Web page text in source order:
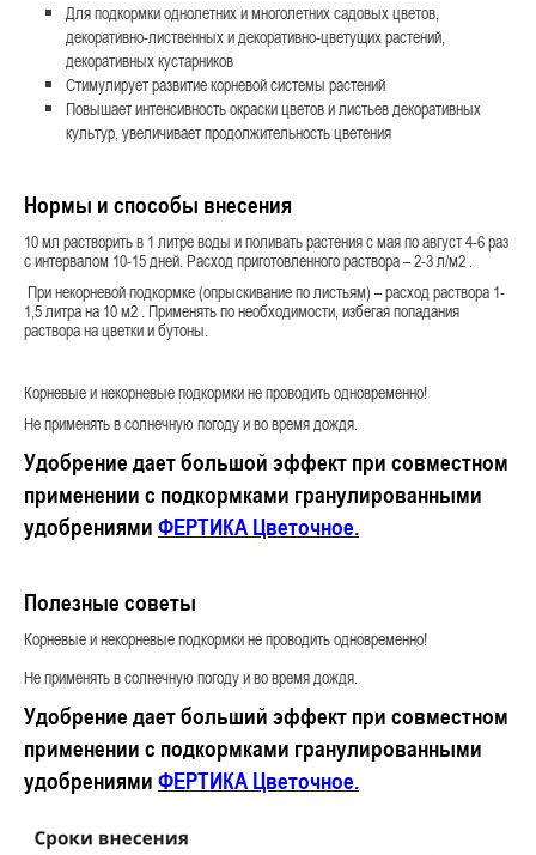
Для подкормки однолетних и многолетних садовых цветов,
декоративно-лиственных и декоративно-цветущих растений,
декоративных кустарников
Стимулирует развитие корневой системы растений
Повышает интенсивность окраски цветов и листьев декоративных
культур, увеличивает продолжительность цветения
Нормы и способы внесения
10 мл растворить в 1 литре воды и поливать растения с мая по август 4-6 раз
с интервалом 10-15 дней. Расход приготовленного раствора – 2-3 л/м2 .
При некорневой подкормке (опрыскивание по листьям) – расход раствора 1-
1,5 литра на 10 м2 . Применять по необходимости, избегая попадания
раствора на цветки и бутоны.
Корневые и некорневые подкормки не проводить одновременно!
Не применять в солнечную погоду и во время дождя.
Удобрение дает большой эффект при совместном
применении с подкормками гранулированными
удобрениямиФЕРТИКА Цветочное.
Полезные советы
Корневые и некорневые подкормки не проводить одновременно!
Не применять в солнечную погоду и во время дождя.
Удобрение дает больший эффект при совместном
применении с подкормками гранулированными
удобрениямиФЕРТИКА Цветочное.